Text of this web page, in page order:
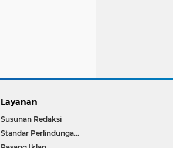
Layanan
Susunan Redaksi
Standar Perlindungan Wartawan